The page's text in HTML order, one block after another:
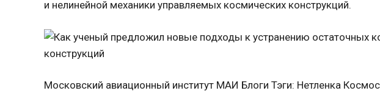
и нелинейной механики управляемых космических конструкций.
Московский авиационный институт МАИ Блоги Тэги: Нетленка